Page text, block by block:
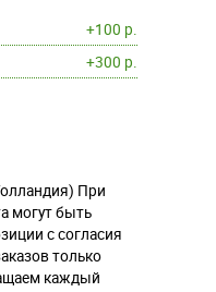
+100 р.
+300 р.
При
могут быть
с согласия
только
каждый